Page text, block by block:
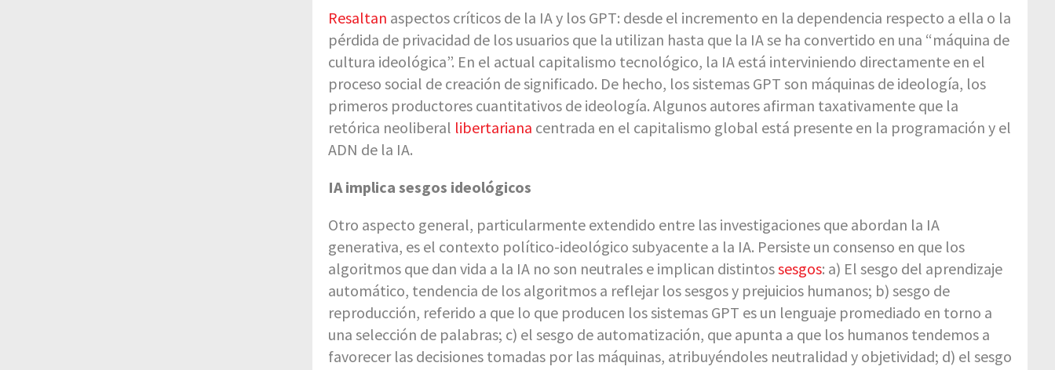
Resaltan aspectos críticos de la IA y los GPT: desde el incremento en la dependencia respecto a ella o la
pérdida de privacidad de los usuarios que la utilizan hasta que la IA se ha convertido en una “máquina de
cultura ideológica”. En el actual capitalismo tecnológico, la IA está interviniendo directamente en el
proceso social de creación de significado. De hecho, los sistemas GPT son máquinas de ideología, los
primeros productores cuantitativos de ideología. Algunos autores afirman taxativamente que la
retórica neoliberal libertariana centrada en el capitalismo global está presente en la programación y el
ADN de la IA.
IA implica sesgos ideológicos
Otro aspecto general, particularmente extendido entre las investigaciones que abordan la IA
generativa, es el contexto político-ideológico subyacente a la IA. Persiste un consenso en que los
algoritmos que dan vida a la IA no son neutrales e implican distintossesgos: a) El sesgo del aprendizaje
automático, tendencia de los algoritmos a reflejar los sesgos y prejuicios humanos; b) sesgo de
reproducción, referido a que lo que producen los sistemas GPT es un lenguaje promediado en torno a
una selección de palabras; c) el sesgo de automatización, que apunta a que los humanos tendemos a
favorecer las decisiones tomadas por las máquinas, atribuyéndoles neutralidad y objetividad; d) el sesgo